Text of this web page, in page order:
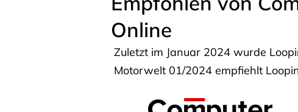
Online
Zuletzt im Januar 2024 wurde
Motorwelt 01/2024 empfiehlt